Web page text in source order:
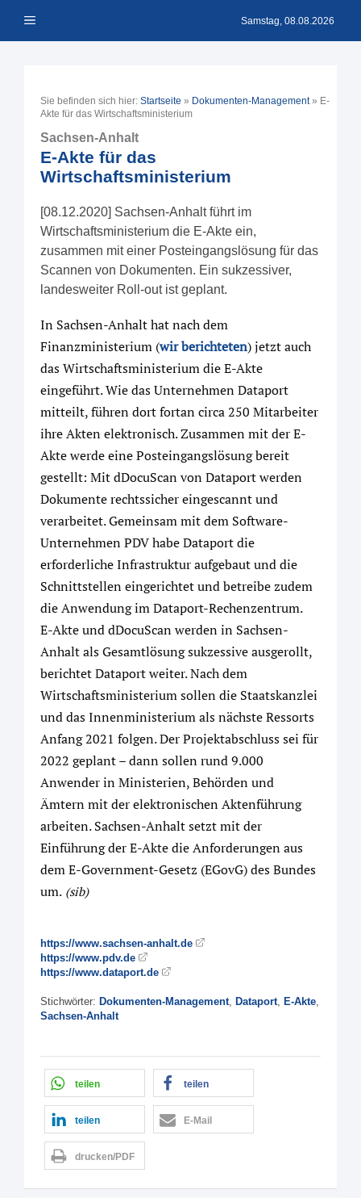
Inhalt Menü Samstag, 08.08.2026
Sie befinden sich hier: Startseite » Dokumenten-Management» E-
Akte für das Wirtschaftsministerium
Sachsen-Anhalt
E-Akte für das
Wirtschaftsministerium
[08.12.2020] Sachsen-Anhalt führt im
Wirtschaftsministerium die E-Akte ein,
zusammen mit einer Posteingangslösung für das
Scannen von Dokumenten. Ein sukzessiver,
landesweiter Roll-out ist geplant.
In Sachsen-Anhalt hat nach dem
Finanzministerium (wir berichteten) jetzt auch
das Wirtschaftsministerium die E-Akte
eingeführt. Wie das Unternehmen Dataport
mitteilt, führen dort fortan circa 250 Mitarbeiter
ihre Akten elektronisch. Zusammen mit der E-
Akte werde eine Posteingangslösung bereit
gestellt: Mit dDocuScan von Dataport werden
Dokumente rechtssicher eingescannt und
verarbeitet. Gemeinsam mit dem Software-
Unternehmen PDV habe Dataport die
erforderliche Infrastruktur aufgebaut und die
Schnittstellen eingerichtet und betreibe zudem
die Anwendung im Dataport-Rechenzentrum.
E-Akte und dDocuScan werden in Sachsen-
Anhalt als Gesamtlösung sukzessive ausgerollt,
berichtet Dataport weiter. Nach dem
Wirtschaftsministerium sollen die Staatskanzlei
und das Innenministerium als nächste Ressorts
Anfang 2021 folgen. Der Projektabschluss sei für
2022 geplant – dann sollen rund 9.000
Anwender in Ministerien, Behörden und
Ämtern mit der elektronischen Aktenführung
arbeiten. Sachsen-Anhalt setzt mit der
Einführung der E-Akte die Anforderungen aus
dem E-Government-Gesetz (EGovG) des Bundes
um. (sib)
https://www.sachsen-anhalt.de
https://www.pdv.de
https://www.dataport.de
Stichwörter: Dokumenten-Management, Dataport, E-Akte,
Sachsen-Anhalt
teilen teilen
teilen E-Mail
drucken/PDF